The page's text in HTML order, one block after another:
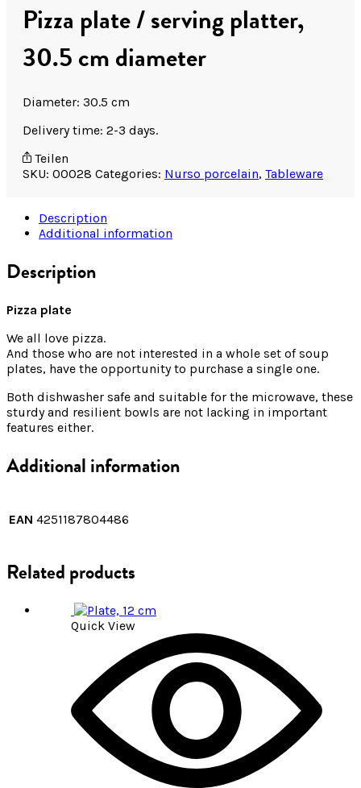
Pizza plate / serving platter,
30.5 cm diameter
Diameter: 30.5 cm
Delivery time: 2-3 days.
Teilen
SKU: 00028 Categories: Nurso porcelain, Tableware
Description
Additional information
Description
Pizza plate
We all love pizza.
And those who are not interested in a whole set of soup
plates, have the opportunity to purchase a single one.
Both dishwasher safe and suitable for the microwave, these
sturdy and resilient bowls are not lacking in important
features either.
Additional information
EAN 4251187804486
Related products
Quick View